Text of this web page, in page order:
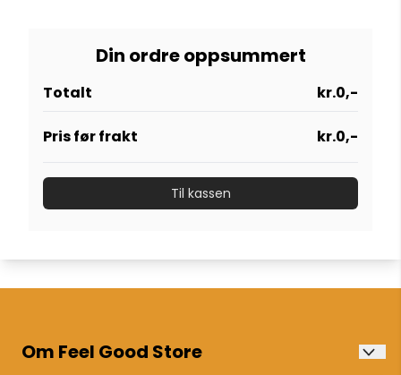
Din ordre oppsummert
Totalt kr.0,-
Pris før frakt kr.0,-
Til kassen
Om Feel Good Store